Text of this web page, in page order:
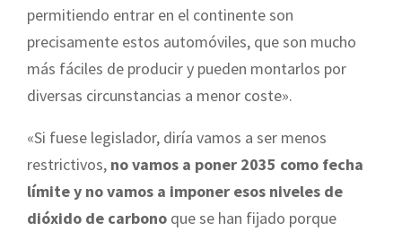
permitiendo entrar en el continente son
precisamente estos automóviles, que son mucho
más fáciles de producir y pueden montarlos por
diversas circunstancias a menor coste».
«Si fuese legislador, diría vamos a ser menos
restrictivos, no vamos a poner 2035 como fecha
límite y no vamos a imponer esos niveles de
dióxido de carbono que se han fijado porque